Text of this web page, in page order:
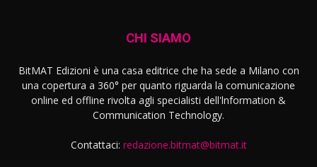
CHI SIAMO
BitMAT Edizioni è una casa editrice che ha sede a Milano con
una copertura a 360° per quanto riguarda la comunicazione
online ed offline rivolta agli specialisti dell'lnformation &
Communication Technology.
Contattaci: redazione.bitmat@bitmat.it